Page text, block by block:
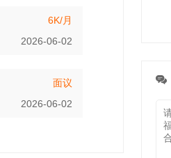
6K/月
2026-06-02
面议
2026-06-02